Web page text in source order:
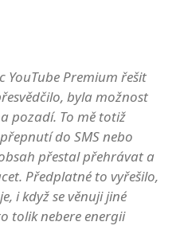
YouTube Premium řešit
byla možnost
pozadí. To mě totiž
do SMS nebo
přestal přehrávat a
Předplatné to vyřešilo,
i když se věnuji jiné
tolik nebere energii